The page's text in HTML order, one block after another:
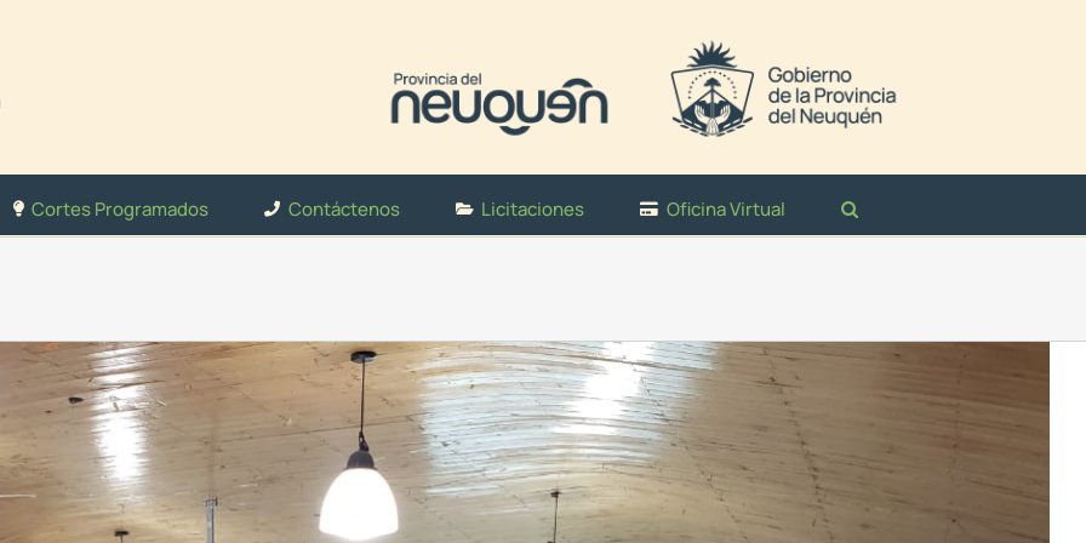
Cortes Programados Contáctenos Licitaciones Oficina Virtual